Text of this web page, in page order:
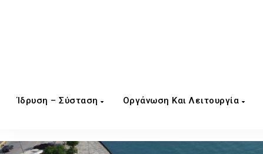
Ίδρυση – Σύσταση Οργάνωση Και Λειτουργία